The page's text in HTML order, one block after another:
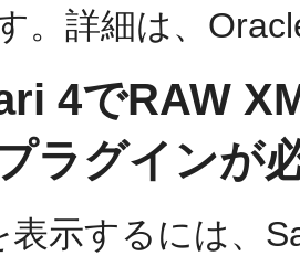
。詳細は、
4でRAW
ラグインが
表示するには、